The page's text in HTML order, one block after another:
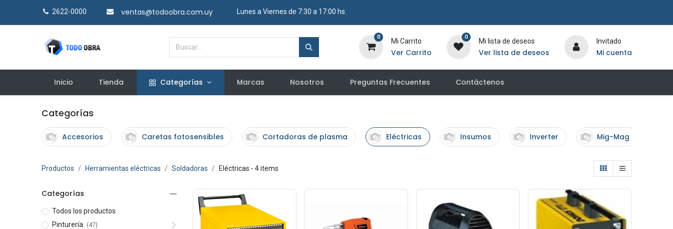
2622-0000​ ventas@todoobra.com.uy ​ Lunes a Viernes de 7:30 a 17:00 hs.
0
Mi Carrito
Ver Carrito
0
Mi lista de deseos
Ver lista de deseos
Invitado
Mi cuenta
Inicio Tienda Categorías Marcas Nosotros Preguntas Frecuentes Contáctenos
Categorías
Accesorios Caretas fotosensibles Cortadoras de plasma Eléctricas Insumos Inverter Mig-Mag
Productos Herramientas eléctricas Soldadoras Eléctricas - 4 items
Categorías
Todos los productos
Pinturería
(47)